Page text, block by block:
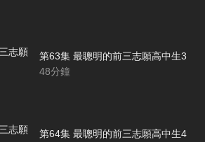
第63集 最聰明的前三志願高中生3
48分鐘
第64集 最聰明的前三志願高中生4